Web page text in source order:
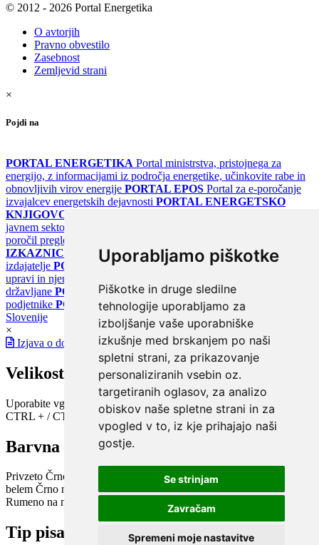
Uporabljamo piškotke
Piškotke in druge sledilne
tehnologije uporabljamo za
izboljšanje vaše uporabniške
izkušnje med brskanjem po naši
spletni strani, za prikazovanje
personaliziranih vsebin oz.
targetiranih oglasov, za analizo
obiskov naše spletne strani in za
vpogled v to, iz kje prihajajo naši
gostje.
Se strinjam
Zavračam
Spremeni moje nastavitve
© 2012 - 2026 Portal Energetika
O avtorjih
Pravno obvestilo
Zasebnost
Zemljevid strani
×
Pojdi na
PORTAL ENERGETIKA Portal ministrstva, pristojnega za
energijo, z informacijami iz področja energetike, učinkovite rabe in
obnovljivih virov energije PORTAL EPOS Portal za e-poročanje
izvajalcev energetskih dejavnosti PORTAL ENERGETSKO
KNJIGOVODSTVO
javnem sektorju
poročil pregledov klimatskih sistemov
IZKAZNICE
Register energetskih izkaznic - za izdelovalce in
izdajatelje PORTAL GOV.SI Osrednje spletno mesto o državni
upravi in njenih storitvah
državljane PORTAL SPOT Državni portal za podjetja in
podjetnike PORTAL OPSI Državni portal odprtih podatkov
Slovenije
×
Izjava o dostopnosti
Velikost pisave
Uporabite vgrajeno funkcijo brskalnika
CTRL + / CTRL -
Barvna shema
Privzeto Črno na belem Belo na črnem Črno na bež
belem Črno na zelenem Črno na rumenem Modro na rumenem
Rumeno na modrem
Turkizno na črnem Črno na vijoličnem
Tip pisave